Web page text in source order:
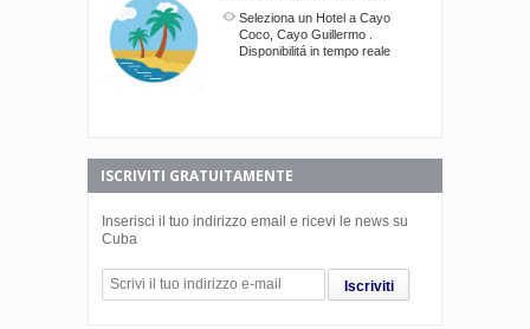
Seleziona un Hotel a Cayo
Coco, Cayo Guillermo .
Disponibilitá in tempo reale
ISCRIVITI GRATUITAMENTE
Inserisci il tuo indirizzo email e ricevi le news su
Cuba
Iscriviti